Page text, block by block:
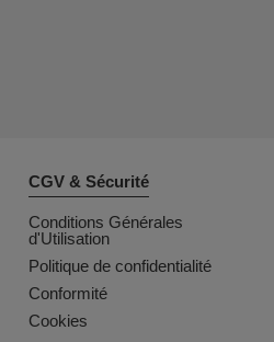
CGV & Sécurité
Conditions Générales
d'Utilisation
Politique de confidentialité
Conformité
Cookies